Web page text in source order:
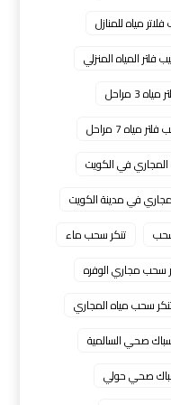
مياه للمنازل
فلتر المياه المنزلي
3 مراحل
مياه 7 مراحل
المجاري في الكويت
في مدينة الكويت
تنكر سحب ماء
سحب مجاري الوفره
سحب مياه المجاري
صحي السالمية
صحي حولي